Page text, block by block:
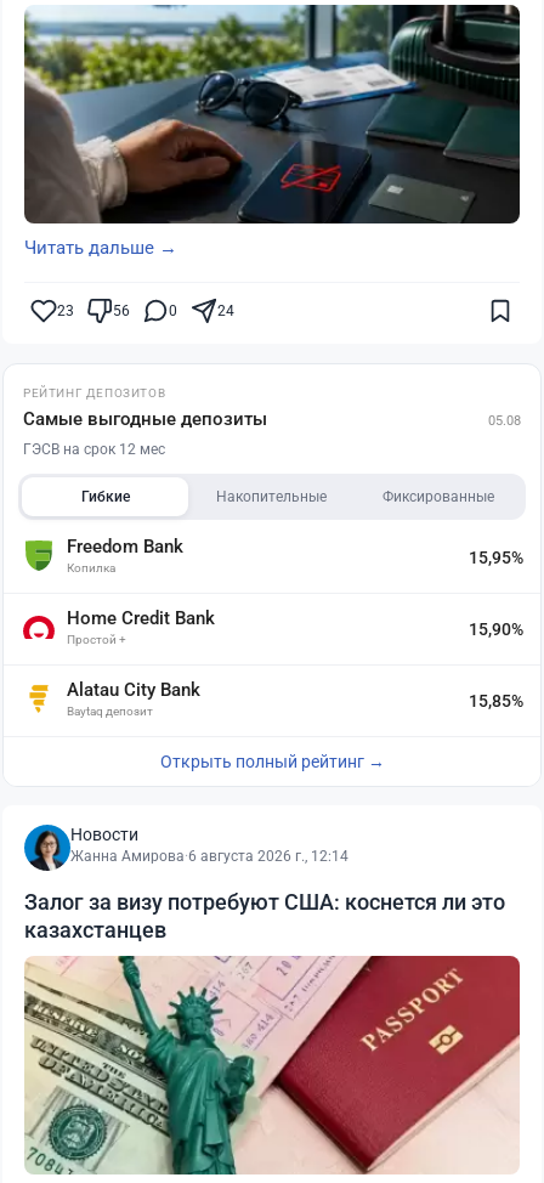
Читать дальше →
23 56 0 24
РЕЙТИНГ ДЕПОЗИТОВ
Самые выгодные депозиты 05.08
ГЭСВ на срок 12 мес
Гибкие Накопительные Фиксированные
Freedom Bank
Копилка
15,95%
Home Credit Bank
Простой +
15,90%
Alatau City Bank
Baytaq депозит
15,85%
Открыть полный рейтинг →
Новости
Жанна Амирова·6 августа 2026 г., 12:14
Залог за визу потребуют США: коснется ли это
казахстанцев